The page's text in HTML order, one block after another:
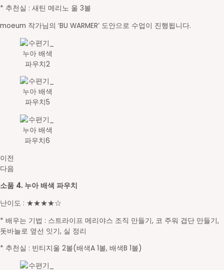
* 추천실 : 새틴 메리노 울 3볼
moeum 작가님의 ‘BU WARMER’ 도안으로 수업이 진행됩니다.
이전
다음
소품 4. 누아 배색 파우치
난이도 : ★★★★☆
* 배우는 기법 : 스트라이프 메리야스 조직 만들기, 코 주워 겹단 만들기,
돗바늘로 옆선 잇기, 실 정리
* 추천실 : 빈티지울 2볼(배색A 1볼, 배색B 1볼)